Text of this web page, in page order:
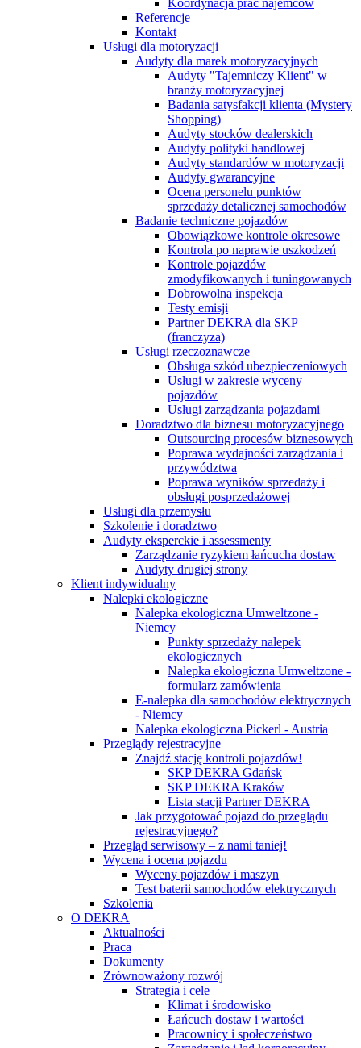
Koordynacja prac najemców
Referencje
Kontakt
Usługi dla motoryzacji
Audyty dla marek motoryzacyjnych
Audyty "Tajemniczy Klient" w
branży motoryzacyjnej
Badania satysfakcji klienta (Mystery
Shopping)
Audyty stocków dealerskich
Audyty polityki handlowej
Audyty standardów w motoryzacji
Audyty gwarancyjne
Ocena personelu punktów
sprzedaży detalicznej samochodów
Badanie techniczne pojazdów
Obowiązkowe kontrole okresowe
Kontrola po naprawie uszkodzeń
Kontrole pojazdów
zmodyfikowanych i tuningowanych
Dobrowolna inspekcja
Testy emisji
Partner DEKRA dla SKP
(franczyza)
Usługi rzeczoznawcze
Obsługa szkód ubezpieczeniowych
Usługi w zakresie wyceny
pojazdów
Usługi zarządzania pojazdami
Doradztwo dla biznesu motoryzacyjnego
Outsourcing procesów biznesowych
Poprawa wydajności zarządzania i
przywództwa
Poprawa wyników sprzedaży i
obsługi posprzedażowej
Usługi dla przemysłu
Szkolenie i doradztwo
Audyty eksperckie i assessmenty
Zarządzanie ryzykiem łańcucha dostaw
Audyty drugiej strony
Klient indywidualny
Nalepki ekologiczne
Nalepka ekologiczna Umweltzone -
Niemcy
Punkty sprzedaży nalepek
ekologicznych
Nalepka ekologiczna Umweltzone -
formularz zamówienia
E-nalepka dla samochodów elektrycznych
- Niemcy
Nalepka ekologiczna Pickerl - Austria
Przeglądy rejestracyjne
Znajdź stację kontroli pojazdów!
SKP DEKRA Gdańsk
SKP DEKRA Kraków
Lista stacji Partner DEKRA
Jak przygotować pojazd do przeglądu
rejestracyjnego?
Przegląd serwisowy – z nami taniej!
Wycena i ocena pojazdu
Wyceny pojazdów i maszyn
Test baterii samochodów elektrycznych
Szkolenia
O DEKRA
Aktualności
Praca
Dokumenty
Zrównoważony rozwój
Strategia i cele
Klimat i środowisko
Łańcuch dostaw i wartości
Pracownicy i społeczeństwo